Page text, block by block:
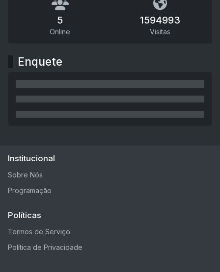
5
Online
1594993
Visitas
Enquete
Institucional
Sobre Nós
Programação
Políticas
Termos de Serviço
Política de Privacidade